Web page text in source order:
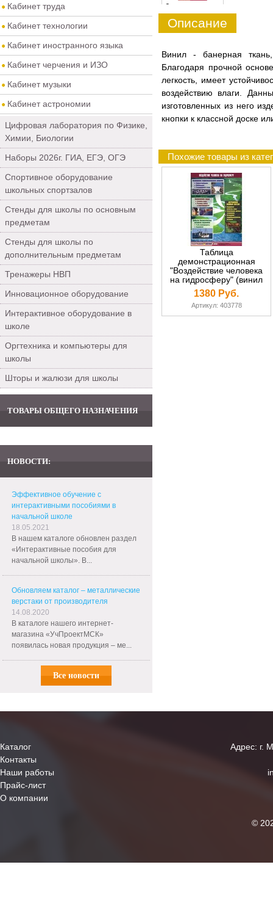
Кабинет труда
Кабинет технологии
Кабинет иностранного языка
Кабинет черчения и ИЗО
Кабинет музыки
Кабинет астрономии
Цифровая лаборатория по Физике,
Химии, Биологии
Наборы 2026г. ГИА, ЕГЭ, ОГЭ
Спортивное оборудование
школьных спортзалов
Стенды для школы по основным
предметам
Стенды для школы по
дополнительным предметам
Тренажеры НВП
Инновационное оборудование
Интерактивное оборудование в
школе
Оргтехника и компьютеры для
школы
Шторы и жалюзи для школы
ТОВАРЫ ОБЩЕГО НАЗНАЧЕНИЯ
НОВОСТИ:
Эффективное обучение с
интерактивными пособиями в
начальной школе
18.05.2021
В нашем каталоге обновлен раздел
«Интерактивные пособия для
начальной школы». В...
Обновляем каталог – металлические
верстаки от производителя
14.08.2020
В каталоге нашего интернет-
магазина «УчПроектМСК»
появилась новая продукция – ме...
Все новости
0
Описание
​Винил - банерная
Благодаря прочной
легкость, имеет
воздействию влаги.
изготовленных из него
кнопки к классной доске
Похожие товары из
Таблица
демонстрационная
"Воздействие человека
на гидросферу" (винил
70х100)
1380 Руб.
Артикул: 403778
Каталог
Контакты
Наши работы
Прайс-лист
О компании
Адрес: г.
©